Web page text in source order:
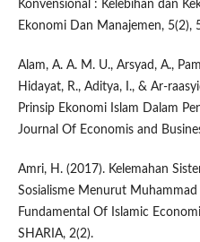
Konvensional : Kelebihan dan
Ekonomi Dan Manajemen, 5(2),
Alam, A. A. M. U., Arsyad, A.,
Hidayat, R., Aditya, I., & Ar-
Prinsip Ekonomi Islam Dalam
Journal Of Economis and
Amri, H. (2017). Kelemahan
Sosialisme Menurut
Fundamental Of Islamic
SHARIA, 2(2).